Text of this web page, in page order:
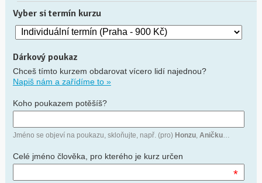
Vyber si termín kurzu
Dárkový poukaz
Chceš tímto kurzem obdarovat vícero lidí najednou?
Napiš nám a zařídíme to »
Koho poukazem potěšíš?
Jméno se objeví na poukazu, skloňujte, např. (pro) Honzu, Aničku…
Celé jméno člověka, pro kterého je kurz určen
*